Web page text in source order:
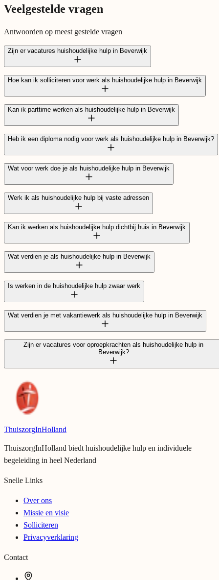
Veelgestelde vragen
Antwoorden op meest gestelde vragen
Zijn er vacatures huishoudelijke hulp in Beverwijk
Hoe kan ik solliciteren voor werk als huishoudelijke hulp in Beverwijk
solliciteren
Kan ik parttime werken als huishoudelijke hulp in Beverwijk
Heb ik een diploma nodig voor werk als huishoudelijke hulp in Beverwijk?
Wat voor werk doe je als huishoudelijke hulp in Beverwijk
Werk ik als huishoudelijke hulp bij vaste adressen
Kan ik werken als huishoudelijke hulp dichtbij huis in Beverwijk
Wat verdien je als huishoudelijke hulp in Beverwijk
Is werken in de huishoudelijke hulp zwaar werk
Wat verdien je met vakantiewerk als huishoudelijke hulp in Beverwijk
vacaturekaart
Zijn er vacatures voor oproepkrachten als huishoudelijke hulp in
Beverwijk?
ThuiszorgInHolland
ThuiszorgInHolland biedt huishoudelijke hulp en individuele
begeleiding in heel Nederland
Snelle Links
Over ons
Missie en visie
Solliciteren
Privacyverklaring
Contact